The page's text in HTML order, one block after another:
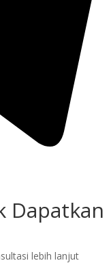
Dapatkan
lebih lanjut